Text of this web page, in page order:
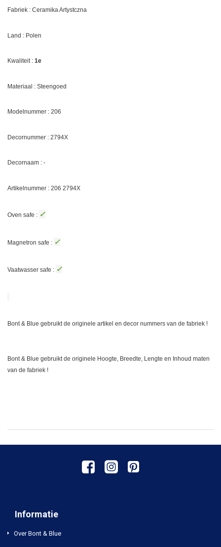
Fabriek : Ceramika Artystczna
Land : Polen
Kwaliteit : 1e
Materiaal : Steengoed
Modelnummer : 206
Decornummer : 2794X
Decornaam : -
Artikelnummer : 206 2794X
Oven safe : ✓
Magnetron safe : ✓
Vaatwasser safe : ✓
Bont & Blue gebruikt de originele artikel en decor nummers van de fabriek !
Bont & Blue gebruikt de originele Hoogte, Breedte, Lengte en Inhoud maten
van de fabriek !
Informatie
Over Bont & Blue